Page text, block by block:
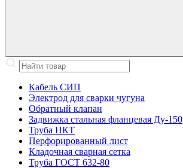
Кабель СИП
Электрод для сварки чугуна
Обратный клапан
Задвижка стальная фланцевая Ду-150
Труба НКТ
Перфорированный лист
Кладочная сварная сетка
Труба ГОСТ 632-80